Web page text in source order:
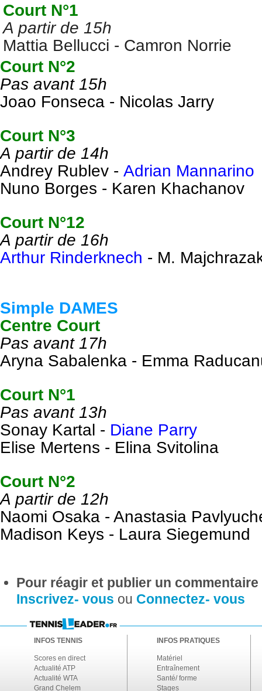
Court N°1
A partir de 15h
Mattia Bellucci - Camron Norrie
Court N°2
Pas avant 15h
Joao Fonseca - Nicolas Jarry
Court N°3
A partir de 14h
Andrey Rublev - Adrian Mannarino
Nuno Borges - Karen Khachanov
Court N°12
A partir de 16h
Arthur Rinderknech - M.
Simple DAMES
Centre Court
Pas avant 17h
Aryna Sabalenka - Emma
Court N°1
Pas avant 13h
Sonay Kartal - Diane Parry
Elise Mertens - Elina Svitolina
Court N°2
A partir de 12h
Naomi Osaka - Anastasia
Madison Keys - Laura Siegemund
Pour réagir et publier un
Inscrivez- vous ou Connectez- vous
INFOS TENNIS
Scores en direct
Actualité ATP
Actualité WTA
Grand Chelem
INFOS PRATIQUES
Matériel
Entraînement
Santé/ forme
Stages